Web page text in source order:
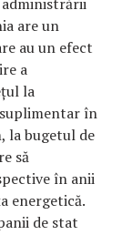
are un
au un efect
a
la
în
la bugetul de
să
în anii
energetică.
de stat